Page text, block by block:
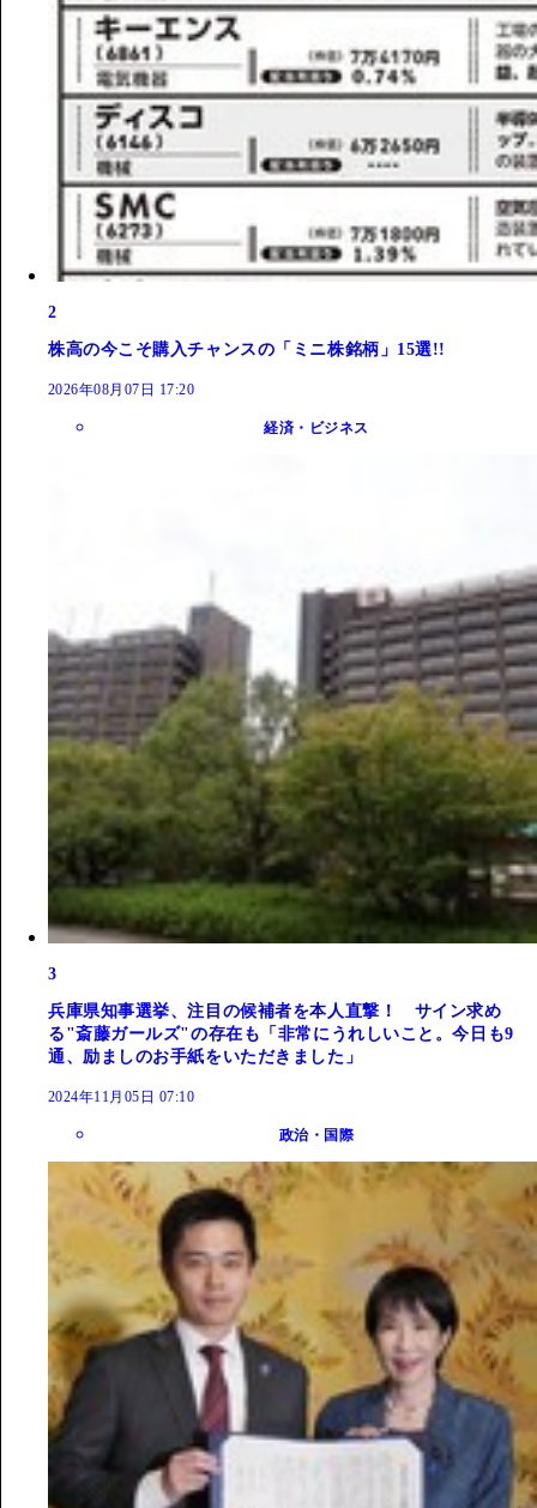
2
株高の今こそ購入チャンスの「ミニ株銘柄」15選!!
2026年08月07日 17:20
経済・ビジネス
3
兵庫県知事選挙、注目の候補者を本人直撃！ サイン求め
る"斎藤ガールズ"の存在も「非常にうれしいこと。今日も9
通、励ましのお手紙をいただきました」
2024年11月05日 07:10
政治・国際